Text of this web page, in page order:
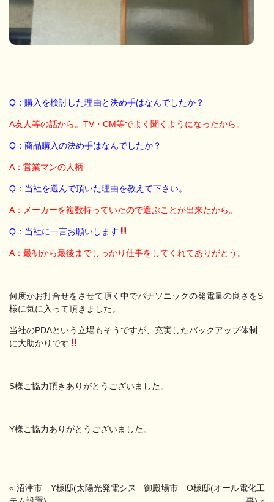
Q：購入を検討した理由と決め手はなんでしたか？
A友人等の話から。TV・CM等でよく聞くようになったから。
Q：商品購入の決め手はなんでしたか？
A：営業マンの人柄
Q：当社を選んで頂いた理由を教えて下さい。
A：メーカーを複数持っていたので選ぶことが出来たから。
Q：当社に一言お願いします
A：最初から最後までしっかり仕事をしてくれてありがとう。
何度かお打合せをさせて頂く中でパナソニックの発電量の良さをS
様に気に入って頂きました。
当社のPDAという立場もそうですが、充実したバックアップ体制
に大助かりです
S様ご協力頂きありがとうございました。
Y様ご協力ありがとうございました。
« 沼津市 Y様邸(太陽光発電シス
御殿場市 O様邸(オール電化工